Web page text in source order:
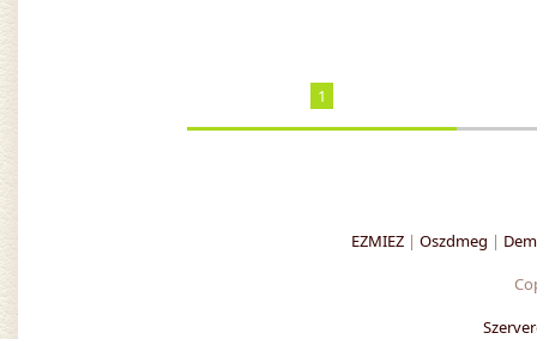
1
EZMIEZ| Oszdmeg |